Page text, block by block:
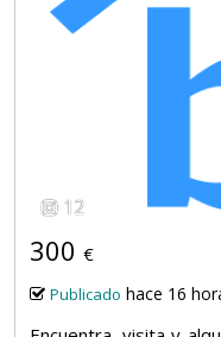
12
300 €
Publicado hace 16